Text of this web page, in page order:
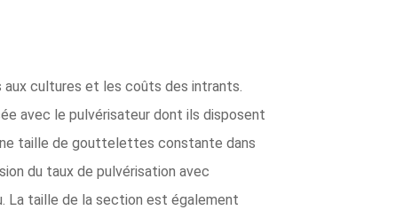
aux cultures et les coûts des intrants.
avec le pulvérisateur dont ils disposent
taille de gouttelettes constante dans
du taux de pulvérisation avec
La taille de la section est également